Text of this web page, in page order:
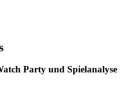
Party und Spielanalyse